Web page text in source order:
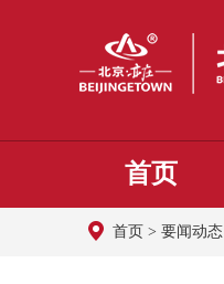
首页
首页 > 要闻动态